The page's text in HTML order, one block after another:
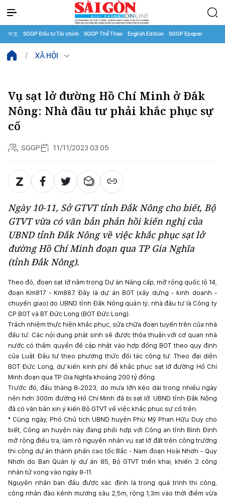
中文 SGGP Đầu tư Tài chính SGGP Thể Thao English Edition SGGP Epaper
XÃ HỘI
Vụ sạt lở đường Hồ Chí Minh ở Đắk
Nông: Nhà đầu tư phải khắc phục sự
cố
SGGP 11/11/2023 03:05
Ngày 10-11, Sở GTVT tỉnh Đắk Nông cho biết, Bộ
GTVT vừa có văn bản phản hồi kiến nghị của
UBND tỉnh Đắk Nông về việc khắc phục sạt lở
đường Hồ Chí Minh đoạn qua TP Gia Nghĩa
(tỉnh Đắk Nông).
Theo đó, đoạn sạt lở nằm trong Dự án Nâng cấp, mở rộng quốc lộ 14,
đoạn Km817 - Km887. Đây là dự án BOT (xây dựng - kinh doanh -
chuyển giao) do UBND tỉnh Đắk Nông quản lý; nhà đầu tư là Công ty
CP BOT và BT Đức Long (BOT Đức Long).
Trách nhiệm thực hiện khắc phục, sửa chữa đoạn tuyến trên của nhà
đầu tư. Các nội dung phát sinh sẽ được thỏa thuận với cơ quan nhà
nước có thẩm quyền để cập nhật vào hợp đồng BOT theo quy định
của Luật Đầu tư theo phương thức đối tác công tư. Theo đại diện
BOT Đức Long, dự kiến kinh phí để khắc phục sạt lở đường Hồ Chí
Minh đoạn qua TP Gia Nghĩa khoảng 200 tỷ đồng.
Trước đó, đầu tháng 8-2023, do mưa lớn kéo dài trong nhiều ngày
nên hơn 300m đường Hồ Chí Minh đã bị sạt lở. UBND tỉnh Đắk Nông
đã có văn bản xin ý kiến Bộ GTVT về việc khắc phục sự cố trên.
* Cùng ngày, Phó Chủ tịch UBND huyện Phù Mỹ Phan Hữu Duy cho
biết, Công an huyện này đang phối hợp với Công an tỉnh Bình Định
mở rộng điều tra, làm rõ nguyên nhân vụ sạt lở đất trên công trường
thi công dự án thành phần cao tốc Bắc - Nam đoạn Hoài Nhơn - Quy
Nhơn do Ban Quản lý dự án 85, Bộ GTVT triển khai, khiến 2 công
nhân tử vong vào ngày 8-11.
Nguyên nhân ban đầu được xác định là trong quá trình thi công,
công nhân đào kênh mương sâu 2,5m, rộng 1,3m vào thời điểm vừa